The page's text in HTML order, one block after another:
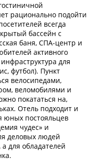
рационально подойти
всегда
бассейн с
баня, СПА-центр и
активного
для
футбол). Пункт
велосипедами,
веломобилями и
покататься на,
Отель подходит и
юных постояльцев
чудес» и
деловых людей
для обладателей